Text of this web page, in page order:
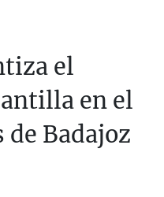
el
en el
de Badajoz